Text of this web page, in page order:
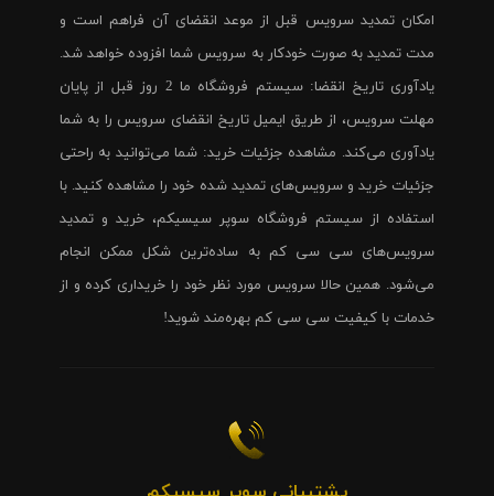
امکان تمدید سرویس قبل از موعد انقضای آن فراهم است و
مدت تمدید به صورت خودکار به سرویس شما افزوده خواهد شد.
یادآوری تاریخ انقضا: سیستم فروشگاه ما 2 روز قبل از پایان
مهلت سرویس، از طریق ایمیل تاریخ انقضای سرویس را به شما
یادآوری می‌کند. مشاهده جزئیات خرید: شما می‌توانید به راحتی
جزئیات خرید و سرویس‌های تمدید شده خود را مشاهده کنید. با
استفاده از سیستم فروشگاه سوپر سیسیکم، خرید و تمدید
سرویس‌های سی سی کم به ساده‌ترین شکل ممکن انجام
می‌شود. همین حالا سرویس مورد نظر خود را خریداری کرده و از
خدمات با کیفیت سی سی کم بهره‌مند شوید!